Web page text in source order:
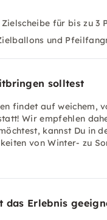
für bis zu 3
und
solltest
findet auf weichem,
Wir empfehlen
kannst Du in
von Winter- zu
das Erlebnis